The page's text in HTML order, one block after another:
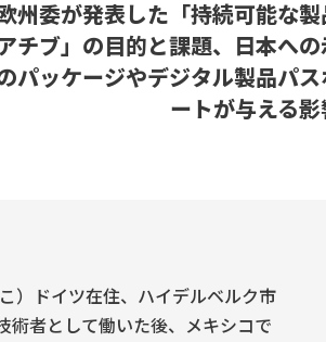
州委が発表した「持続可能な製
チブ」の目的と課題、日本への
パッケージやデジタル製品パス
ートが与える影
）ドイツ在住、ハイデルベルク市
術者として働いた後、メキシコで